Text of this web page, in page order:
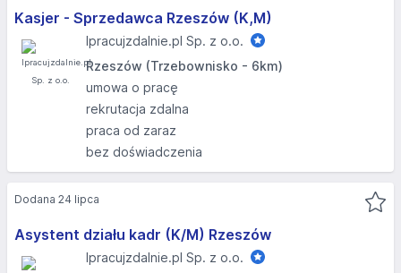
Kasjer - Sprzedawca Rzeszów (K,M)
Ipracujzdalnie.pl Sp. z o.o.
Rzeszów (Trzebownisko - 6km)
umowa o pracę
rekrutacja zdalna
praca od zaraz
bez doświadczenia
Asystent działu kadr (K/M) Rzeszów
Ipracujzdalnie.pl Sp. z o.o.
Dodana 24 lipca